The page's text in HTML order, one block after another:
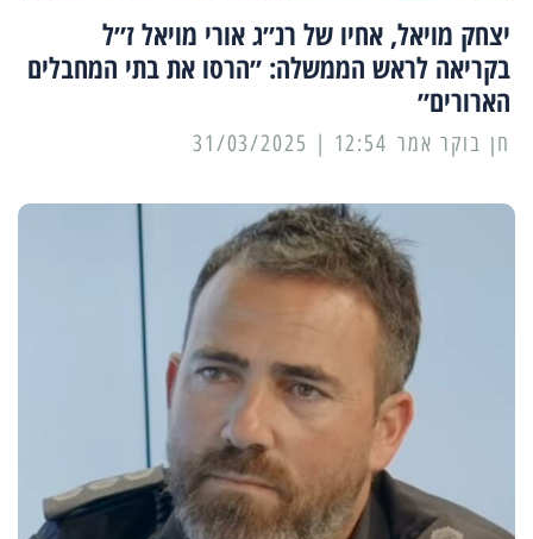
יצחק מויאל, אחיו של רנ״ג אורי מויאל ז״ל
בקריאה לראש הממשלה: ״הרסו את בתי המחבלים
הארורים״
12:54 | 31/03/2025